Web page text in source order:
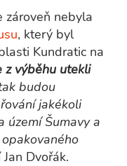
zároveň nebyla
, který byl
Kundratic na
z výběhu utekli
budou
jakékoli
území Šumavy a
Dvořák.